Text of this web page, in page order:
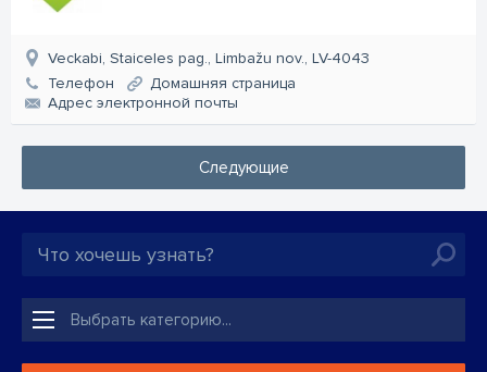
Veckabi, Staiceles pag., Limbažu nov., LV-4043
Телефон
Домашняя страница
Aдрес электронной почты
Следующие